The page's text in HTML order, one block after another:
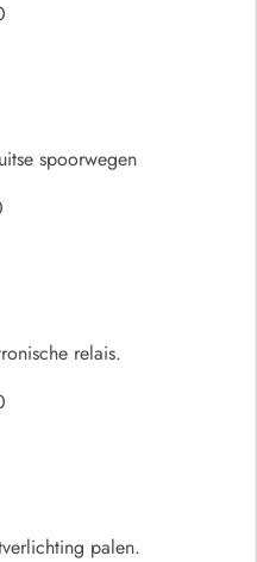
spoorwegen
relais.
palen.